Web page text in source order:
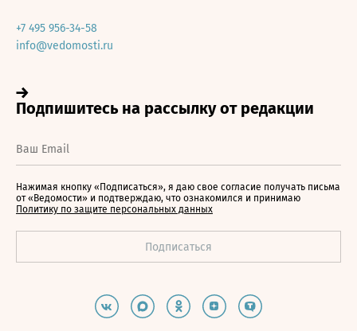
+7 495 956-34-58
info@vedomosti.ru
Нажимая кнопку «Подписаться», я даю свое согласие получать письма
от «Ведомости» и подтверждаю, что ознакомился и принимаю
Политику по защите персональных данных